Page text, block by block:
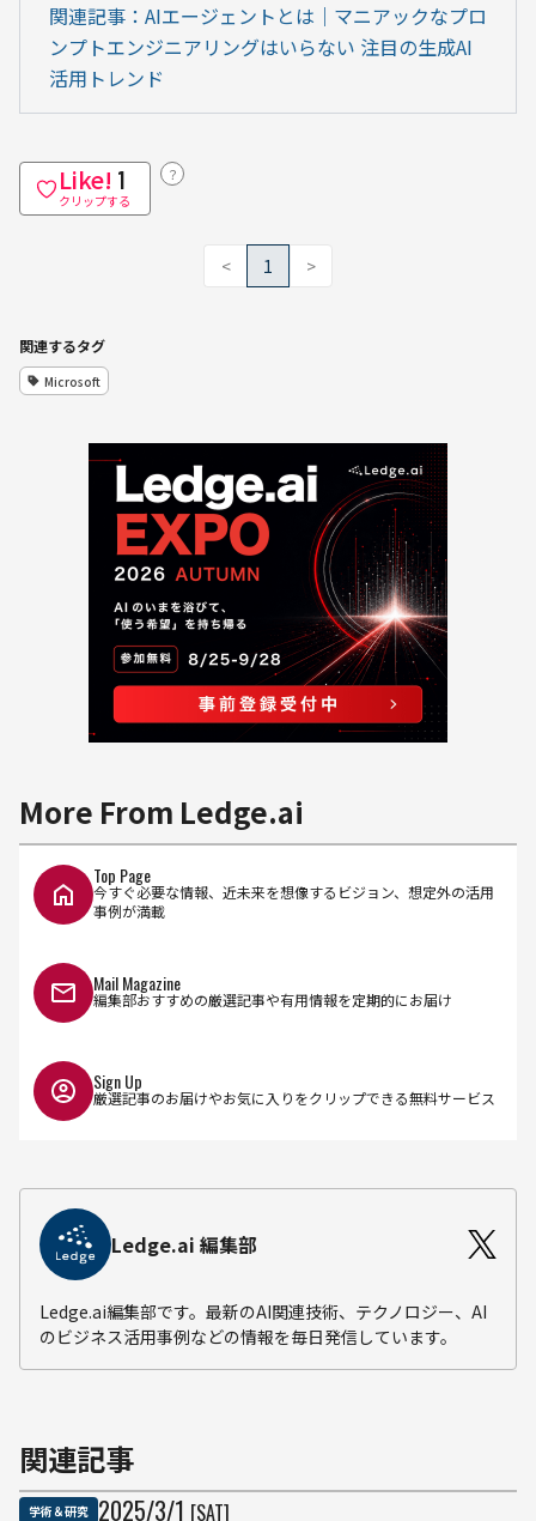
関連記事：AIエージェントとは｜マニアックなプロ
ンプトエンジニアリングはいらない 注目の生成AI
活用トレンド
Like! 1
クリップする
？
< 1 >
関連するタグ
Microsoft
More From Ledge.ai
Top Page
今すぐ必要な情報、近未来を想像するビジョン、想定外の活用
事例が満載
Mail Magazine
編集部おすすめの厳選記事や有用情報を定期的にお届け
Sign Up
厳選記事のお届けやお気に入りをクリップできる無料サービス
Ledge.ai 編集部
Ledge.ai編集部です。最新のAI関連技術、テクノロジー、AI
のビジネス活用事例などの情報を毎日発信しています。
関連記事
学術＆研究 2025/3/1 [SAT]